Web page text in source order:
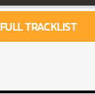
FULL TRACKLIST